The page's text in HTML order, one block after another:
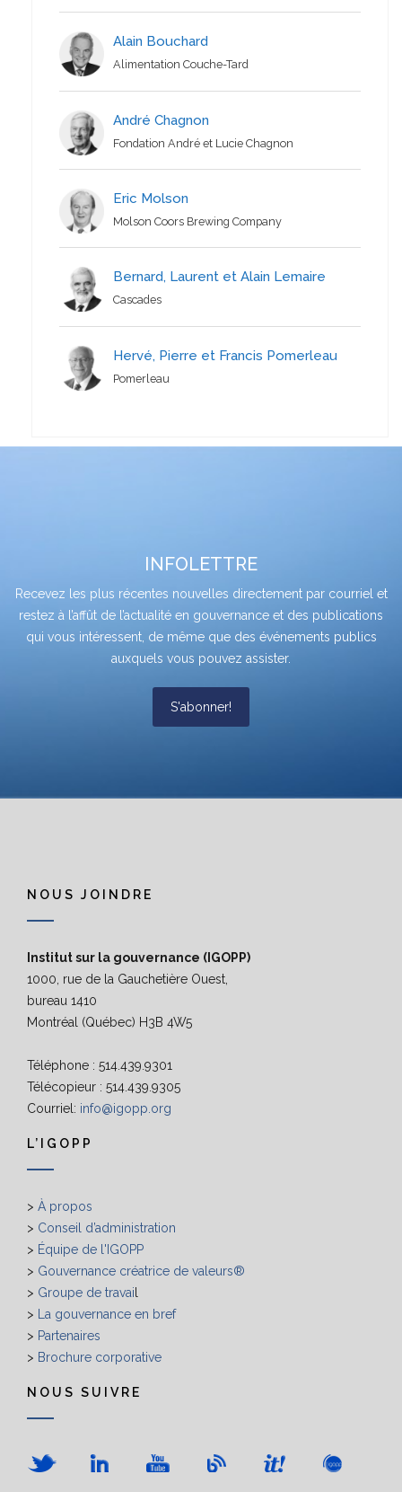
Alain Bouchard
Alimentation Couche-Tard
André Chagnon
Fondation André et Lucie Chagnon
Eric Molson
Molson Coors Brewing Company
Bernard, Laurent et Alain Lemaire
Cascades
Hervé, Pierre et Francis Pomerleau
Pomerleau
INFOLETTRE
Recevez les plus récentes nouvelles directement par courriel et
restez à l’affût de l’actualité en gouvernance et des publications
qui vous intéressent, de même que des événements publics
auxquels vous pouvez assister.
S'abonner!
NOUS JOINDRE
Institut sur la gouvernance (IGOPP)
1000, rue de la Gauchetière Ouest,
bureau 1410
Montréal (Québec) H3B 4W5
Téléphone : 514.439.9301
Télécopieur : 514.439.9305
Courriel: info@igopp.org
L’IGOPP
> À propos
> Conseil d’administration
> Équipe de l'IGOPP
> Gouvernance créatrice de valeurs®
> Groupe de travai
>
La gouvernance en bref
> Partenaires
> Brochure corporative
NOUS SUIVRE